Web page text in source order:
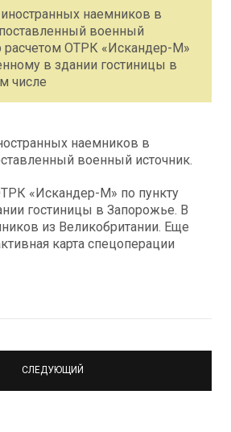
наемников в
военный
расчетом ОТРК «Искандер-М»
в здании гостиницы в
числе
наемников в
военный источник.
«Искандер-М» по пункту
гостиницы в Запорожье. В
из Великобритании. Еще
карта спецоперации
СЛЕДУЮЩИЙ